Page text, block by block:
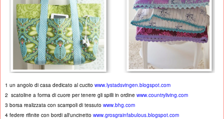
1 un angolo di casa dedicato al cucito www.lystadsvingen.blogspot.com
2 scatoline a forma di cuore per tenere gli spilli in ordine www.countryliving.com
3 borsa realizzata con scampoli di tessuto www.bhg.com
4 federe rifinite con bordi all'uncinetto www.grosgrainfabulous.blogspot.com